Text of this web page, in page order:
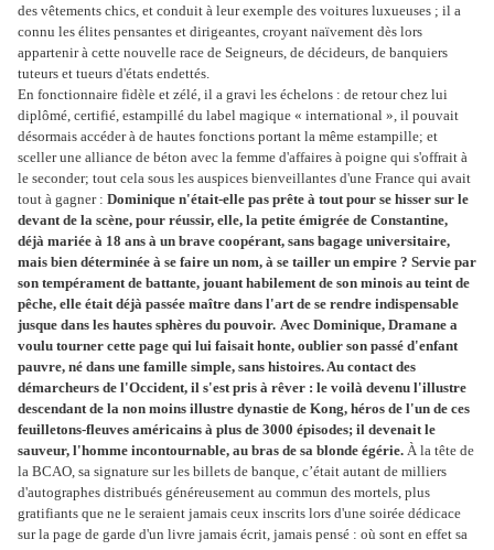
des vêtements chics, et conduit à leur exemple des voitures luxueuses ; il a
connu les élites pensantes et dirigeantes, croyant naïvement dès lors
appartenir à cette nouvelle race de Seigneurs, de décideurs, de banquiers
tuteurs et tueurs d'états endettés.
En fonctionnaire fidèle et zélé, il a gravi les échelons : de retour chez lui
diplômé, certifié, estampillé du label magique « international », il pouvait
désormais accéder à de hautes fonctions portant la même estampille; et
sceller une alliance de béton avec la femme d'affaires à poigne qui s'offrait à
le seconder; tout cela sous les auspices bienveillantes d'une France qui avait
tout à gagner : Dominique n'était-elle pas prête à tout pour se hisser sur le
devant de la scène, pour réussir, elle, la petite émigrée de Constantine,
déjà mariée à 18 ans à un brave coopérant, sans bagage universitaire,
mais bien déterminée à se faire un nom, à se tailler un empire ? Servie par
son tempérament de battante, jouant habilement de son minois au teint de
pêche, elle était déjà passée maître dans l'art de se rendre indispensable
jusque dans les hautes sphères du pouvoir. Avec Dominique, Dramane a
voulu tourner cette page qui lui faisait honte, oublier son passé d'enfant
pauvre, né dans une famille simple, sans histoires. Au contact des
démarcheurs de l'Occident, il s'est pris à rêver : le voilà devenu l'illustre
descendant de la non moins illustre dynastie de Kong, héros de l'un de ces
feuilletons-fleuves américains à plus de 3000 épisodes; il devenait le
sauveur, l'homme incontournable, au bras de sa blonde égérie. À la tête de
la BCAO, sa signature sur les billets de banque, c’était autant de milliers
d'autographes distribués généreusement au commun des mortels, plus
gratifiants que ne le seraient jamais ceux inscrits lors d'une soirée dédicace
sur la page de garde d'un livre jamais écrit, jamais pensé : où sont en effet sa